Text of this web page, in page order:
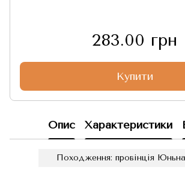
283.00 грн
Купити
Опис Характеристики
Походження: провінція